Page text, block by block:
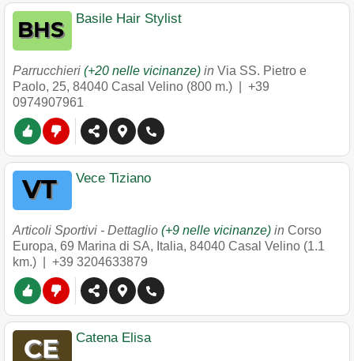
Basile Hair Stylist
Parrucchieri (+20 nelle vicinanze) in Via SS. Pietro e
Paolo, 25, 84040 Casal Velino (800 m.) | +39
0974907961
Vece Tiziano
Articoli Sportivi - Dettaglio (+9 nelle vicinanze) in Corso
Europa, 69 Marina di SA, Italia, 84040 Casal Velino (1.1
km.) | +39 3204633879
Catena Elisa